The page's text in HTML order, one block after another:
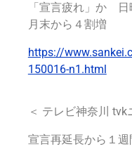
「宣言疲れ」か 日
月末から４割増
https://
150016-n1.html
＜ テレビ神奈川 tvk
宣言再延長から１